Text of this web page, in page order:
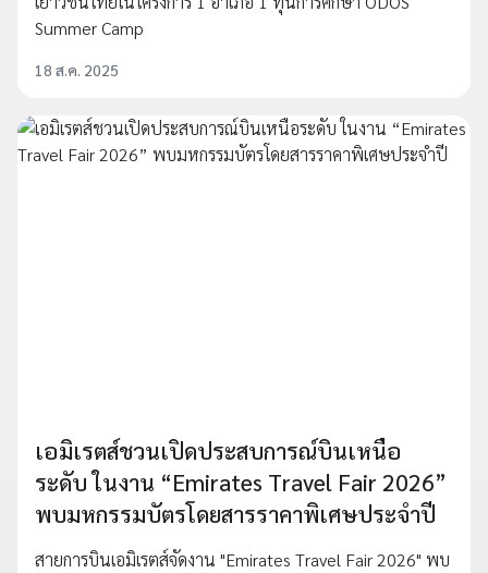
Summer Camp
18 ส.ค. 2025
เอมิเรตส์ชวนเปิดประสบการณ์บินเหนือ
ระดับ ในงาน “Emirates Travel Fair 2026”
พบมหกรรมบัตรโดยสารราคาพิเศษประจำปี
สายการบินเอมิเรตส์จัดงาน "Emirates Travel Fair 2026" พบ